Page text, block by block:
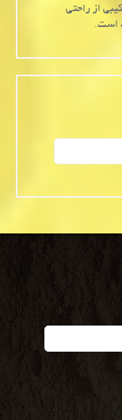
از راحتی
است.